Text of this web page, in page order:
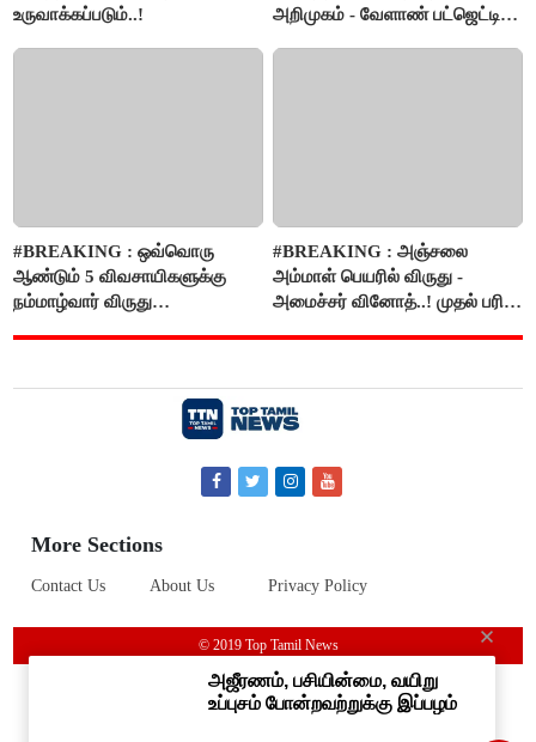
உருவாக்கப்படும்..!
அறிமுகம் - வேளாண் பட்ஜெட்டில்
#BREAKING : ஒவ்வொரு
ஆண்டும் 5 விவசாயிகளுக்கு
நம்மாழ்வார் விருது
#BREAKING : அஞ்சலை
அம்மாள் பெயரில் விருது -
அமைச்சர் வினோத்..! முதல் பரிசு
More Sections
Contact Us About Us Privacy Policy
© 2019 Top Tamil News